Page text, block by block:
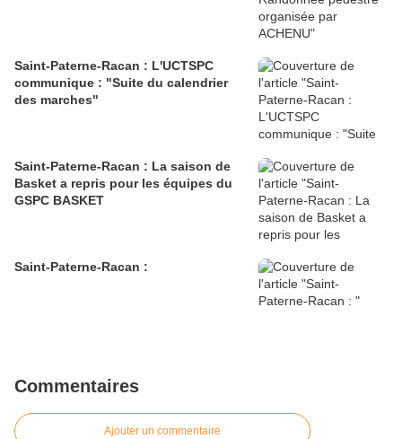
Saint-Paterne-Racan : L'UCTSPC
communique : "Suite du calendrier
des marches"
Saint-Paterne-Racan : La saison de
Basket a repris pour les équipes du
GSPC BASKET
Saint-Paterne-Racan :
Commentaires
Ajouter un commentaire